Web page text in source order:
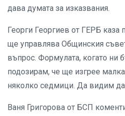
дава думата за изказвания.
Георги Георгиев от ГЕРБ каза
ще управлява Общинския
въпрос. Формулата, когато ни
подозирам, че ще изгрее
няколко седмици. Да видим
Ваня Григорова от БСП